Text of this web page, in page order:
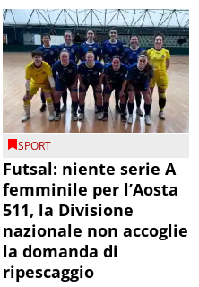
SPORT
Futsal: niente serie A
femminile per l’Aosta
511, la Divisione
nazionale non accoglie
la domanda di
ripescaggio